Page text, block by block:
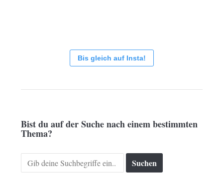
Bis gleich auf Insta!
Bist du auf der Suche nach einem bestimmten
Thema?
Search